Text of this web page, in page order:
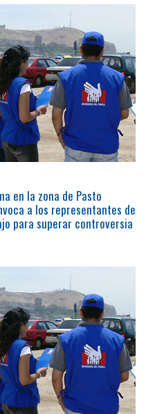
en la zona de Pasto
a los representantes de
para superar controversia